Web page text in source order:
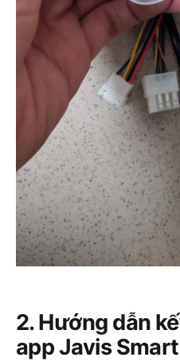
2. Hướng dẫn
app Javis Smart